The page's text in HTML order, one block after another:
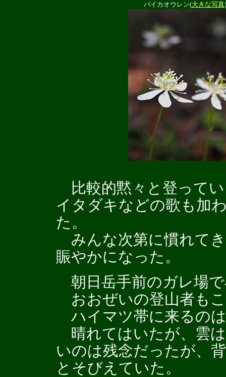
バイカオウレン(大きな写真)
比較的黙々と登って
イタダキなどの歌も加
た。
みんな次第に慣れて
賑やかになった。
朝日岳手前のガレ場
おおぜいの登山者も
ハイマツ帯に来るの
晴れてはいたが、雲
いのは残念だったが、
とそびえていた。